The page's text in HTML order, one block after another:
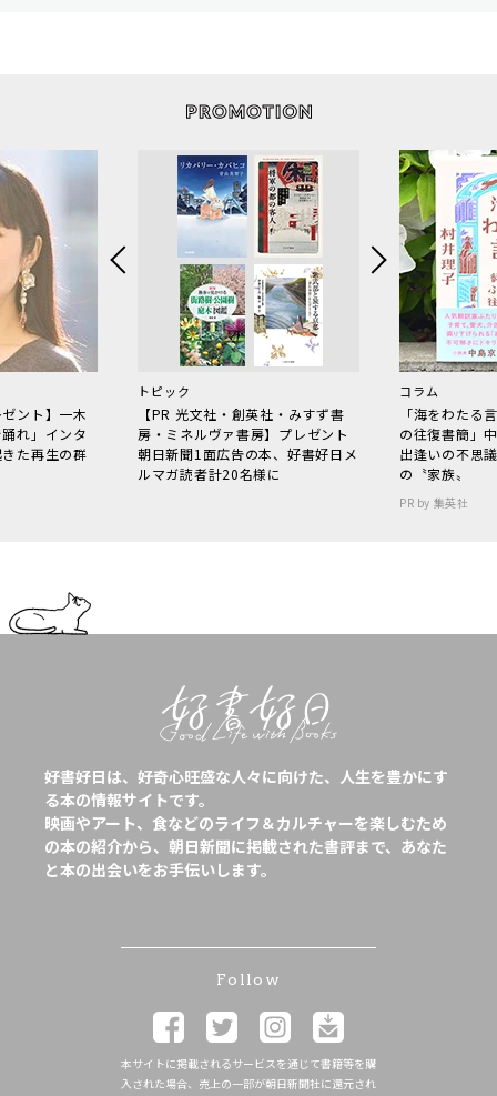
ント】一木
れ」インタ
た再生の群
トピック
【PR 光文社・創英社・みすず書
房・ミネルヴァ書房】プレゼント
朝日新聞1面広告の本、好書好日メ
ルマガ読者計20名様に
コラム
「海をわた
の往復書簡」
出逢いの不思
の〝家族〟
PR by 集英社
好書好日は、好奇心旺盛な人々に向けた、人生を豊かにす
る本の情報サイトです。
映画やアート、食などのライフ＆カルチャーを楽しむため
の本の紹介から、朝日新聞に掲載された書評まで、あなた
と本の出会いをお手伝いします。
Follow
本サイトに掲載されるサービスを通じて書籍等を購
入された場合、売上の一部が朝日新聞社に還元され